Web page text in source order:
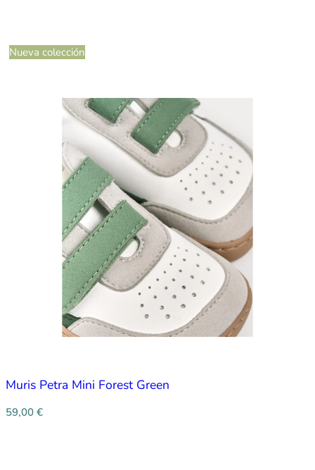
Nueva colección
Muris Petra Mini Forest Green
59,00 €